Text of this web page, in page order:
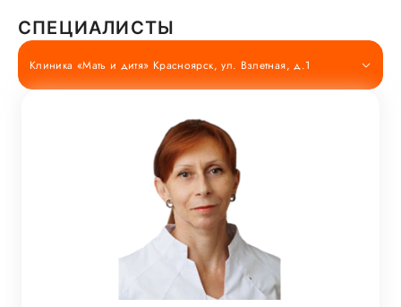
СПЕЦИАЛИСТЫ
Клиника «Мать и дитя» Красноярск, ул. Взлетная, д.1